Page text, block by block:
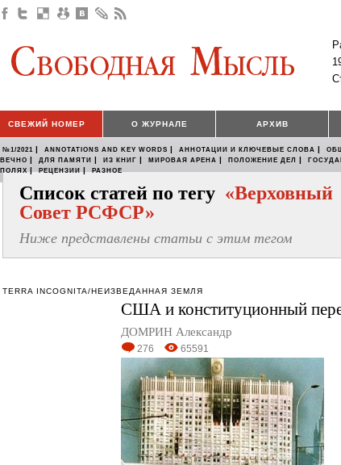
СВЕЖИЙ НОМЕР О ЖУРНАЛЕ АРХИВ
№1/2021 | ANNOTATIONS AND KEY WORDS | АННОТАЦИИ И КЛЮЧЕВЫЕ СЛОВА |
ВЕЧНО | ДЛЯ ПАМЯТИ | ИЗ КНИГ | МИРОВАЯ АРЕНА | ПОЛОЖЕНИЕ ДЕЛ |
ПОЛЯХ | РЕЦЕНЗИИ | РАЗНОЕ
Список статей по тегу «Верховный
Совет РСФСР»
Ниже представлены статьи с этим тегом
TERRA INCOGNITA/НЕИЗВЕДАННАЯ ЗЕМЛЯ
США и конституционный
ДОМРИН Александр
276 65591